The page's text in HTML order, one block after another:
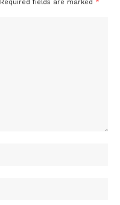
Required fields are marked *